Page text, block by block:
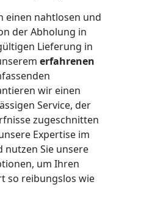
einen nahtlosen und
der Abholung in
Lieferung in
erfahrenen
wir einen
Service, der
zugeschnitten
Expertise im
Sie unsere
um Ihren
so reibungslos wie